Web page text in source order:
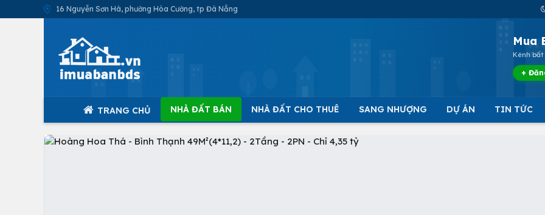
16 Nguyễn Sơn Hà, phường Hòa Cường, tp Đà Nẵng
Mua
Kênh
+
TRANG CHỦ NHÀ ĐẤT BÁN NHÀ ĐẤT CHO THUÊ SANG NHƯỢNG DỰ ÁN TIN TỨC